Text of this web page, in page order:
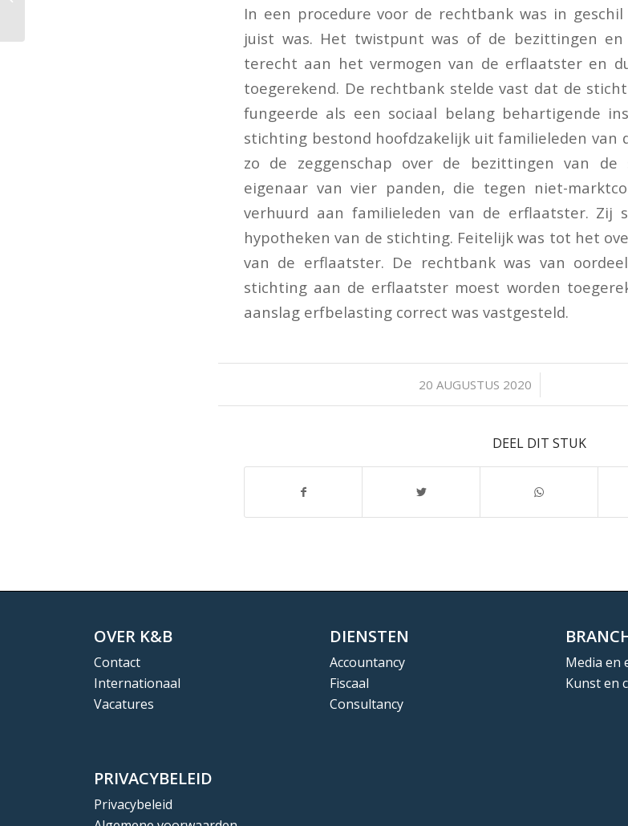
In een procedure voor de rechtbank was in
juist was. Het twistpunt was of de bezittingen
terecht aan het vermogen van de erflaatster en
toegerekend. De rechtbank stelde vast dat de
fungeerde als een sociaal belang behartigende
stichting bestond hoofdzakelijk uit familieleden van
zo de zeggenschap over de bezittingen van
eigenaar van vier panden, die tegen niet-
verhuurd aan familieleden van de erflaatster. Zij
hypotheken van de stichting. Feitelijk was tot het
van de erflaatster. De rechtbank was van
stichting aan de erflaatster moest worden
aanslag erfbelasting correct was vastgesteld.
20 AUGUSTUS 2020
/
DEEL DIT STUK
OVER K&B
Contact
Internationaal
Vacatures
PRIVACYBELEID
Privacybeleid
DIENSTEN
Accountancy
Fiscaal
Consultancy
Media en
Kunst en